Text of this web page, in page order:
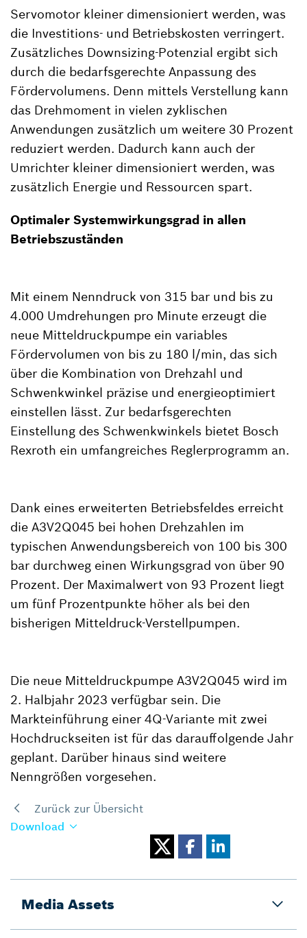
Servomotor kleiner dimensioniert werden, was
die Investitions- und Betriebskosten verringert.
Zusätzliches Downsizing-Potenzial ergibt sich
durch die bedarfsgerechte Anpassung des
Fördervolumens. Denn mittels Verstellung kann
das Drehmoment in vielen zyklischen
Anwendungen zusätzlich um weitere 30 Prozent
reduziert werden. Dadurch kann auch der
Umrichter kleiner dimensioniert werden, was
zusätzlich Energie und Ressourcen spart.
Optimaler Systemwirkungsgrad in allen
Betriebszuständen
Mit einem Nenndruck von 315 bar und bis zu
4.000 Umdrehungen pro Minute erzeugt die
neue Mitteldruckpumpe ein variables
Fördervolumen von bis zu 180 l/min, das sich
über die Kombination von Drehzahl und
Schwenkwinkel präzise und energieoptimiert
einstellen lässt. Zur bedarfsgerechten
Einstellung des Schwenkwinkels bietet Bosch
Rexroth ein umfangreiches Reglerprogramm an.
Dank eines erweiterten Betriebsfeldes erreicht
die A3V2Q045 bei hohen Drehzahlen im
typischen Anwendungsbereich von 100 bis 300
bar durchweg einen Wirkungsgrad von über 90
Prozent. Der Maximalwert von 93 Prozent liegt
um fünf Prozentpunkte höher als bei den
bisherigen Mitteldruck-Verstellpumpen.
Die neue Mitteldruckpumpe A3V2Q045 wird im
2. Halbjahr 2023 verfügbar sein. Die
Markteinführung einer 4Q-Variante mit zwei
Hochdruckseiten ist für das darauffolgende Jahr
geplant. Darüber hinaus sind weitere
Nenngrößen vorgesehen.
Zurück zur Übersicht
Download
Media Assets